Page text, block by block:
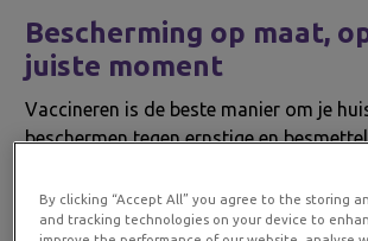
Bescherming op maat,
juiste moment
Vaccineren is de beste manier om je
beschermen tegen ernstige en
Omdat deze bescherming na verloop
is het belangrijk om vaccinaties op tijd
By clicking “Accept All” you agree to the storing
and tracking technologies on your device to